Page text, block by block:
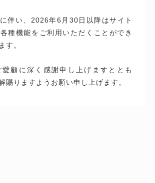
伴い、2026年6月30日以降はサイト
種機能をご利用いただくことができ
す。
愛顧に深く感謝申し上げますととも
賜りますようお願い申し上げます。